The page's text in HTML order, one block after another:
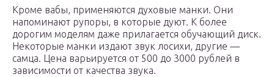
Кроме вабы, применяются духовые манки. Они
напоминают рупоры, в которые дуют. К более
дорогим моделям даже прилагается обучающий диск.
Некоторые манки издают звук лосихи, другие —
самца. Цена варьируется от 500 до 3000 рублей в
зависимости от качества звука.